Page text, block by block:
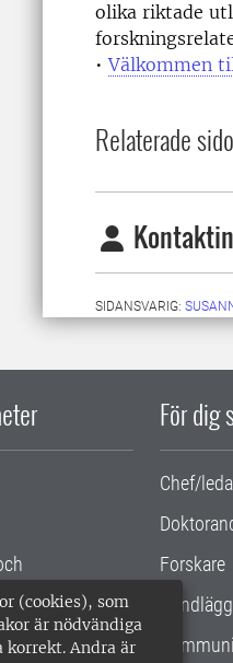
(cookies), som
är nödvändiga
korrekt. Andra är
olika riktade
•Välkommen
Relaterade
SIDANSVARIG:
För dig
Chef/
Forskare